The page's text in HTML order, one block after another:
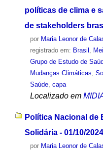
políticas de clima e
de stakeholders
por Maria Leonor de
registrado em: Brasil ,
Grupo de Estudo de
Mudanças Climáticas,
Saúde, capa
Localizado em
Política Nacional de
Solidária - 01/10/2024
por Maria Leonor de